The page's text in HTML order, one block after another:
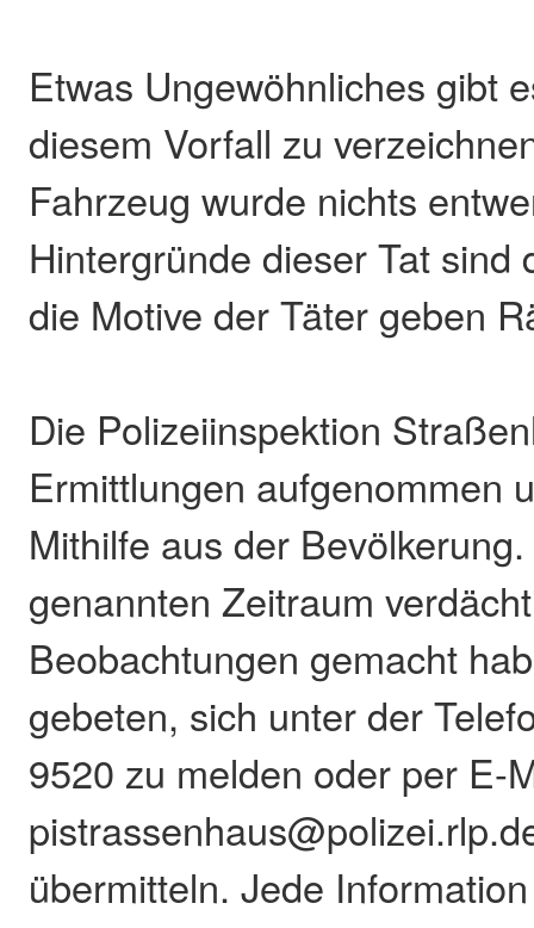
Etwas Ungewöhnliches gibt
diesem Vorfall zu
Fahrzeug wurde nichts
Hintergründe dieser Tat sind
die Motive der Täter geben
Die Polizeiinspektion
Ermittlungen aufgenommen
Mithilfe aus der
genannten Zeitraum
Beobachtungen gemacht
gebeten, sich unter der
9520 zu melden oder per E-
übermitteln. Jede